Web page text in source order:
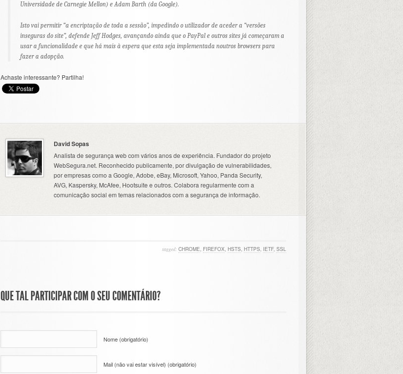
Universidade de Carnegie Mellon) e Adam Barth (da Google).
Isto vai permitir “a encriptação de toda a sessão”, impedindo o utilizador de aceder a “versões
inseguras do site”, defende Jeff Hodges, avançando ainda que o PayPal e outros sites já começaram a
usar a funcionalidade e que há mais à espera que esta seja implementada noutros browsers para
fazer a adopção.
Achaste interessante? Partilha!
David Sopas
Analista de segurança web com vários anos de experiência. Fundador do projeto
WebSegura.net. Reconhecido publicamente, por divulgação de vulnerabilidades,
por empresas como a Google, Adobe, eBay, Microsoft, Yahoo, Panda Security,
AVG, Kaspersky, McAfee, Hootsuite e outros. Colabora regularmente com a
comunicação social em temas relacionados com a segurança de informação.
tagged: CHROME, FIREFOX, HSTS, HTTPS, IETF, SSL
QUE TAL PARTICIPAR COM O SEU COMENTÁRIO?
Nome (obrigatório)
Mail (não vai estar visível) (obrigatório)